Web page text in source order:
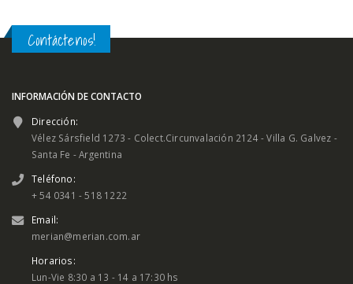
Contáctenos!
INFORMACIÓN DE CONTACTO
Dirección:
Vélez Sársfield 1273 - Colect.Circunvalación 2124 - Villa G. Galvez -
Santa Fe - Argentina
Teléfono:
+ 54 0341 - 518 1222
Email:
merian@merian.com.ar
Horarios:
Lun-Vie 8:30 a 13 - 14 a 17:30 hs